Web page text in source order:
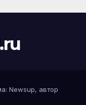
Newsup, автор